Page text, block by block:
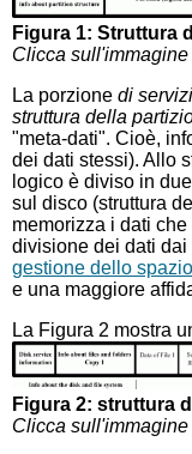
Figura 1: Struttura
Clicca
La porzione di
struttura della
"meta-dati". Cioè,
dei dati stessi). Allo
logico è diviso in
sul disco (struttura
memorizza i dati
divisione dei dati
gestione dello
e una maggiore
La Figura 2 mostra
Figura 2: struttura
Clicca